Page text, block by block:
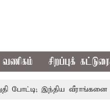
வணிகம் சிறப்புக்
இந்திய வீராங்கனை